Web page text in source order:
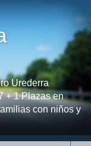
Urederra
+ 1 Plazas en
con niños y